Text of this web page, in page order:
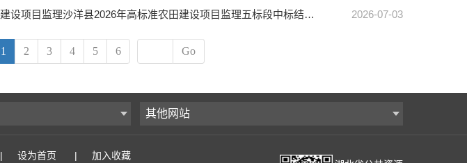
【沙洋县中心】沙洋县2026年高标准农田建设项目监理沙洋县2026年高标准农田建设项目监理五标段中标结果公告(标段编号HBSH-202605GT-002001005) 2026-07-03
1 2 3 4 5 6 Go
其他网站
| 设为首页 |
加入收藏